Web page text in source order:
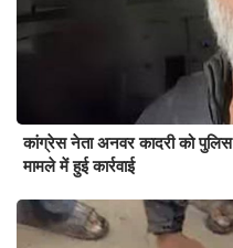
कांग्रेस नेता अनवर कादरी को पुलिस
मामले में हुई कार्रवाई